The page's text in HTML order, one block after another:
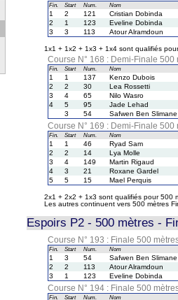
Fin. Start Num. Nom
1 2 121
Cristian Dobinda
2
1 123
Eveline Dobinda
3
3 113 Atour Alramdoun
1x1 + 1x2 + 1x3 + 1x4 sont qualifiés
Course N° 168 : Demi-Finale 500
Fin. Start Num. Nom
1 1 137
Kenzo Dubois
2
2 30
Lea Rossetti
3
4 65
Nilo Wasro
4
5 95
Jade Lehad
3
54 Safwen Ben Slimane
Course N° 169 : Demi-Finale 500
Fin. Start Num. Nom
1 1 46
Ryad Sam
2
2 14
Lya Molle
3
4 149
Martin Rigaud
4
3 21
Roxane Gardel
5
5 15 Mael Perquis
2x1 + 2x2 + 1x3 sont qualifiés pour 500
Les autres continuent vers 500 mètres
Espoirs P2 - 500 mètres -
Course N° 193 : Finale 500
Fin. Start Num. Nom
1 3 54
Safwen Ben Slimane
2
2 113
Atour Alramdoun
3
1 123 Eveline Dobinda
Course N° 194 : Finale 500
Fin. Start Num. Nom